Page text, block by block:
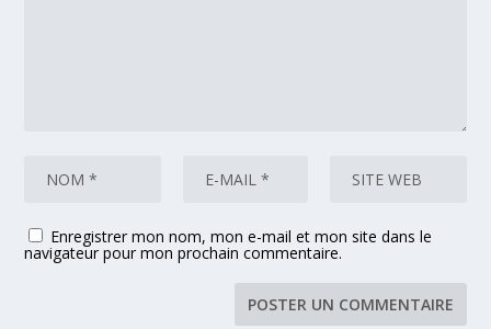
Enregistrer mon nom, mon e-mail et mon site dans le
navigateur pour mon prochain commentaire.